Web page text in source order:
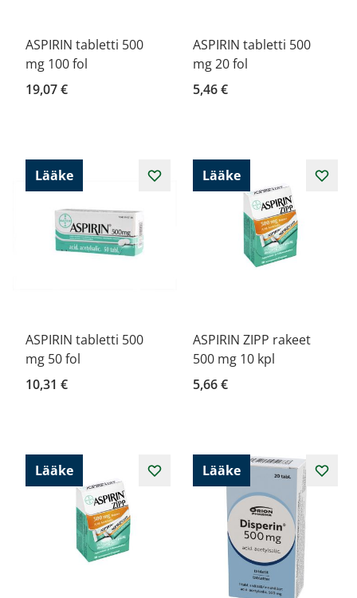
ASPIRIN tabletti 500
mg 100 fol
19,07 €
ASPIRIN tabletti 500
mg 20 fol
5,46 €
Lääke
ASPIRIN tabletti 500
mg 50 fol
10,31 €
Lääke
ASPIRIN ZIPP rakeet
500 mg 10 kpl
5,66 €
Lääke Lääke